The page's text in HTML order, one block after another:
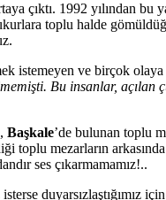
çıktı. 1992 yılından
toplu halde
istemeyen ve birçok
Bu insanlar,
, Başkale’de bulunan toplu
toplu mezarların
ses çıkarmamamız!..